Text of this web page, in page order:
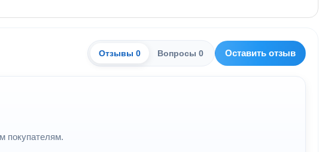
Отзывы 0 Вопросы 0 Оставить отзыв
покупателям.